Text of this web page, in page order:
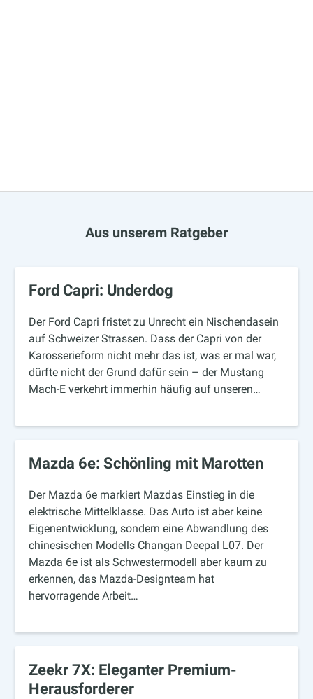
Aus unserem Ratgeber
Ford Capri: Underdog
Der Ford Capri fristet zu Unrecht ein Nischendasein
auf Schweizer Strassen. Dass der Capri von der
Karosserieform nicht mehr das ist, was er mal war,
dürfte nicht der Grund dafür sein – der Mustang
Mach-E verkehrt immerhin häufig auf unseren…
Mazda 6e: Schönling mit Marotten
Der Mazda 6e markiert Mazdas Einstieg in die
elektrische Mittelklasse. Das Auto ist aber keine
Eigenentwicklung, sondern eine Abwandlung des
chinesischen Modells Changan Deepal L07. Der
Mazda 6e ist als Schwestermodell aber kaum zu
erkennen, das Mazda-Designteam hat
hervorragende Arbeit…
Zeekr 7X: Eleganter Premium-
Herausforderer